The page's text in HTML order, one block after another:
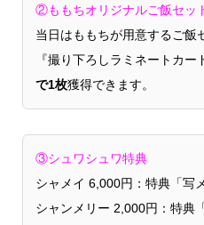
②ももちオリジナルご飯セッ
当日はももちが用意するご飯
『撮り下ろしラミネートカ
で1枚獲得できます。
③シュワシュワ特典
シャメイ 6,000円：特典「写
シャンメリー 2,000円：特典